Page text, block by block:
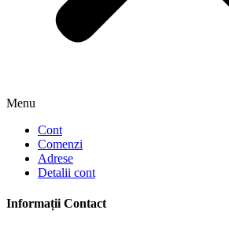
Menu
Cont
Comenzi
Adrese
Detalii cont
Informații Contact